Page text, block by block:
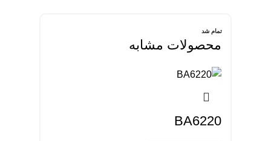
محصولات مشابه
تمام شد
BA6220
تمام شد
تمام شد
تمام شد
تمام شد
تمام شد
تمام شد
تمام شد
تمام شد
تمام شد
تمام شد
تمام شد
تمام شد
تمام شد
تمام شد
تمام شد
تمام شد
تمام شد